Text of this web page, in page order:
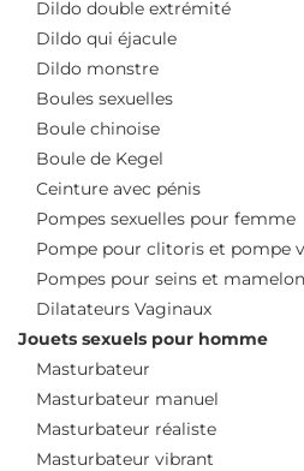
Dildo double extrémité
Dildo qui éjacule
Dildo monstre
Boules sexuelles
Boule chinoise
Boule de Kegel
Ceinture avec pénis
Pompes sexuelles pour femme
Pompe pour clitoris et pompe
Pompes pour seins et
Dilatateurs Vaginaux
Jouets sexuels pour homme
Masturbateur
Masturbateur manuel
Masturbateur réaliste
Masturbateur vibrant